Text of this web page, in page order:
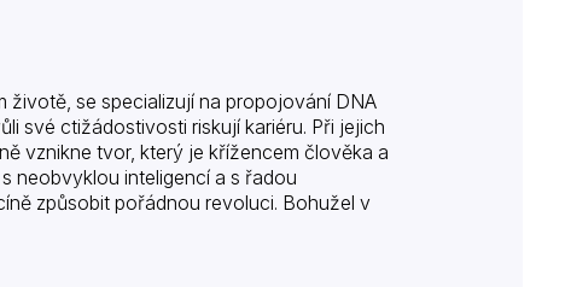
životě, se specializují na propojování DNA
své ctižádostivosti riskují kariéru. Při jejich
vznikne tvor, který je křížencem člověka a
neobvyklou inteligencí a s řadou
způsobit pořádnou revoluci. Bohužel v